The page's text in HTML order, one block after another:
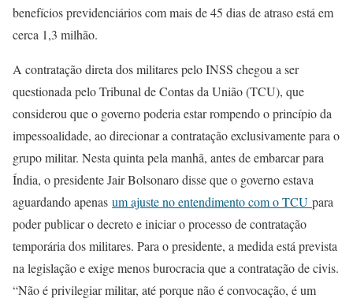
benefícios previdenciários com mais de 45 dias de atraso está em
cerca 1,3 milhão.
A contratação direta dos militares pelo INSS chegou a ser
questionada pelo Tribunal de Contas da União (TCU), que
considerou que o governo poderia estar rompendo o princípio da
impessoalidade, ao direcionar a contratação exclusivamente para o
grupo militar. Nesta quinta pela manhã, antes de embarcar para
Índia, o presidente Jair Bolsonaro disse que o governo estava
aguardando apenas um ajuste no entendimento com o TCU para
poder publicar o decreto e iniciar o processo de contratação
temporária dos militares. Para o presidente, a medida está prevista
na legislação e exige menos burocracia que a contratação de civis.
“Não é privilegiar militar, até porque não é convocação, é um